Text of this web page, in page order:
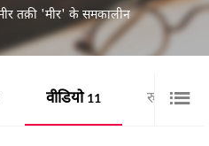
तक़ी 'मीर' के समकालीन
वीडियो 11 रुबाई 4